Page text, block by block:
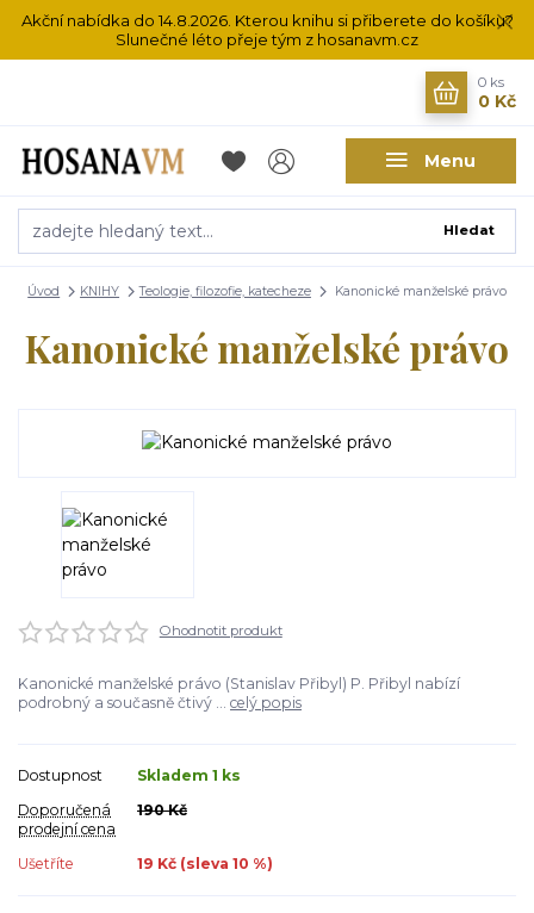
Akční nabídka do 14.8.2026. Kterou knihu si přiberete do košíku?
Slunečné léto přeje tým z hosanavm.cz
Menu
Hledat
0 ks
0 Kč
Úvod KNIHY Teologie, filozofie, katecheze Kanonické manželské právo
Kanonické manželské právo
Ohodnotit produkt
Kanonické manželské právo (Stanislav Přibyl) P. Přibyl nabízí
podrobný a současně čtivý ... celý popis
Dostupnost
Skladem 1 ks
Doporučená
prodejní cena
190 Kč
Ušetříte 19 Kč (sleva 10 %)